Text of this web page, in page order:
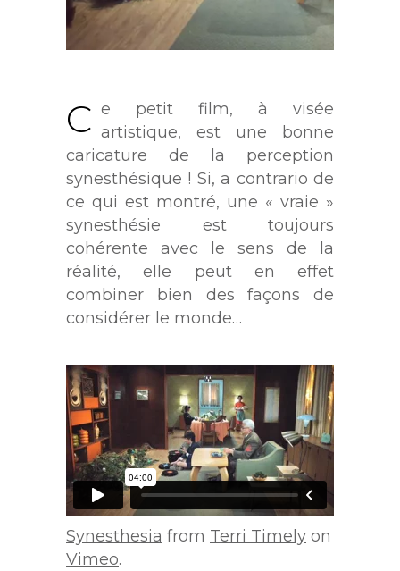
C e petit film, à visée
artistique, est une bonne
caricature de la perception
synesthésique ! Si, a contrario de
ce qui est montré, une « vraie »
synesthésie est toujours
cohérente avec le sens de la
réalité, elle peut en effet
combiner bien des façons de
considérer le monde…
Synesthesia from Terri Timely on
Vimeo.